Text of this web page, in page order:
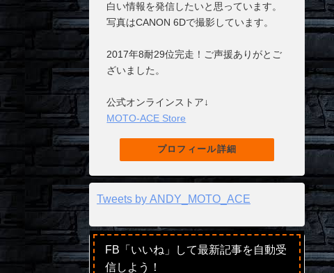
白い情報を発信したいと思っています。
写真はCANON 6Dで撮影しています。
2017年8耐29位完走！ご声援ありがとご
ざいました。
公式オンラインストア↓
MOTO-ACE Store
プロフィール詳細
Tweets by ANDY_MOTO_ACE
FB「いいね」して最新記事を自動受
信しよう！